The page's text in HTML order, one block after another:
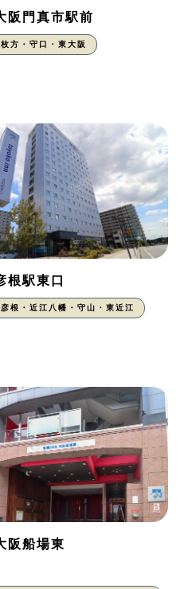
阪門真市駅前
枚方・守口・東大阪
根駅東口
彦根・近江八幡・守山・東近江
阪船場東